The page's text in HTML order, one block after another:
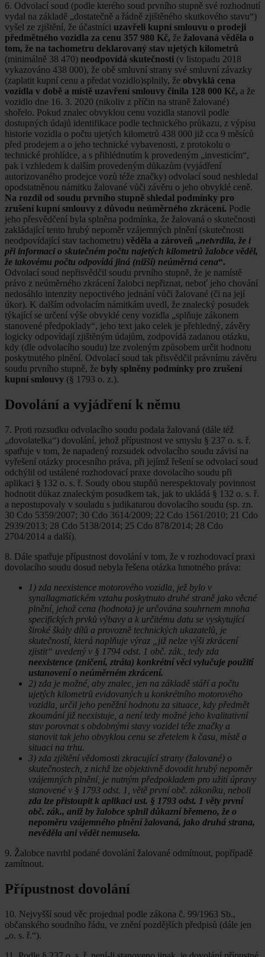
6. Odvolací soud (podle kterého soud prvního stupně své rozhodnutí
vydal na základě „dostatečně a řádně zjištěného skutkového stavu“)
vyšel ze zjištění, že účastníci uzavřeli kupní smlouvu o prodeji
předmětného vozidla za cenu 357 980 Kč, že žalovaná věděla o
tom, že na tachometru deklarovaný stav ujetých kilometrů
(minimálně 38 470) neodpovídá skutečnosti (v listopadu 2018
vykazováno 438 000), že obě smluvní strany své smluvní závazky
(zaplatit kupní cenu a předat vozidlo)splnily, že obvyklá cena
vozidla v době a místě uzavření smlouvy činila 128 000 Kč, a že
vozidlo dne 16. 3. 2020 (nikoliv z příčin na straně žalované)
shořelo. Pokud znalec obvyklou cenu vozidla stanovil podle
dostupných údajů identifikace podle technického průkazu, z výpisu
historie vozidla o počtu ujetých kilometrů 438 000 již cca 9 měsíců
před prodejem a o jeho technické vybavenosti, z protokolu o
technické prohlídce, a s přihlédnutím k provedeným „investicím“,
pak i vzhledem k dalším provedeným důkazům (vyjádření
autorizovaného prodejce vozů téže značky) odvolací soud neshledal
opodstatněnou námitku žalované vůči závěru o jeho obvyklé ceně.
Na rozdíl od soudu prvního stupně shledal podmínky pro
zrušení kupní smlouvy z důvodu neúměrného zkrácení. Podle
jeho přesvědčení byla splněna podmínka, že žalovaná o skutečnosti
zakládající tento hrubý nepoměr vzájemných plnění (skutečnosti
neodpovídající stav tachometru) věděla a zároveň „netvrdila, že i
při informaci o skutečném počtu najetých kilometrů žalobce věděl,
že takovému počtu odpovídá jiná (nižší) neúměrná cena“.
Odvolací soud nepřisvědčil soudu prvního stupně, že je namístě
právo z neúměrného zkrácení žalobci nepřiznat, neboť jeho chování
nedosáhlo intenzity nepoctivého jednání vůči žalované (či na její
úkor). K dalším odvolacím námitkám uvedl, že znalecký posudek
týkající se určení výše obvyklé ceny vozidla „splňuje zákonem
stanovené předpoklady“, jeho text jako celek je přehledný, závěry
logicky odpovídají zjištěným údajům, zodpovídá zadanou otázku,
kdy (dle odvolacího soudu) lze zvoleným způsobem určit hodnotu
poskytnutého plnění. Odvolací soud tak přisvědčil právnímu závěru
soudu prvního stupně, že byly splněny podmínky pro zrušení
kupní smlouvy (§ 1793 o. z.).
Dovolání a vyjádření k němu
7. Proti rozsudku odvolacího soudu podala žalovaná (dále též
„dovolatelka“) dovolání, jehož přípustnost ve smyslu § 237 o. s. ř.
spatřuje v tom, že napadený rozsudek odvolacího soudu závisí na
vyřešení otázky procesního práva, při jejímž řešení se odvolací soud
odchýlil od ustálené rozhodovací praxe dovolacího soudu při
aplikaci § 132 o. s. ř. Soudy obou stupňů nerespektovaly povinnost
hodnotit důkaz znaleckým posudkem tak, jak to ukládá § 132 o. s. ř.
a nepostupovaly v souladu s judikaturou dovolacího soudu (sp. zn.
30 Cdo 5359/2007; 30 Cdo 3614/2009; 22 Cdo 1561/2010; 21 Cdo
2939/2013; 28 Cdo 5138/2014; 25 Cdo 878/2014; 28 Cdo
2704/2014 a další).
8. Dále spatřuje přípustnost dovolání v tom, že v rozhodovací praxi
dovolacího soudu dosud nebyla řešena otázka hmotného práva:
1) zda neexistence motorového vozidla, jež bylo v
synallagmatickém vztahu poskytnuto druhé straně jako věcné
plnění, jehož cena (hodnota) je určována souhrnem mnoha
specifických prvků výbavy a k určitému datu se vyskytující
široké škály dílů a provozně technických ukazatelů, je
skutečností, která naplňuje výraz „již nelze výši zkrácení
zjistit“ uvedený v § 1794 odst. 1 obč. zák., tedy zda
neexistence (zničení, ztráta) konkrétní věci vylučuje použití
ustanovení o neúměrném zkrácení.
2) zda je možné, aby znalec, jen na základě stáří a počtu
ujetých kilometrů evidovaných u konkrétního motorového
vozidla, určil jeho peněžní hodnotu za situace, kdy předmět
zkoumání již neexistuje, a není tedy možné jeho kvalitativní
stav porovnat s obdobnými stavy vozidel téže značky a
stanovit tak jeho obvyklou cenu se zřetelem k času, místě a
situaci na trhu.
3) zda zjištění vědomosti zkracující strany (žalované) o
skutečnostech, z nichž lze objektivně dovodit hrubý nepoměr
vzájemných plnění, je nutným předpokladem pro užití úpravy
stanovené v § 1793 odst. 1, větě první obč. zákoníku, neboli
zda lze přistoupit k aplikaci ust. § 1793 odst. 1 věty první
obč. zák., aniž by žalobce splnil důkazní břemeno, že o
nepoměru vzájemného plnění žalovaná, jako druhá strana,
nevěděla ani vědět nemusela.
9. Žalobce navrhl podané dovolání žalované odmítnout, popřípadě
zamítnout.
Přípustnost dovolání
10. Nejvyšší soud věc projednal podle zákona č. 99/1963 Sb.,
občanského soudního řádu, ve znění pozdějších předpisů (dále jen
„o. s. ř.“).